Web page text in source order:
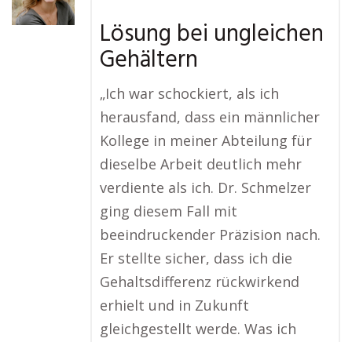
Lösung bei ungleichen
Gehältern
„Ich war schockiert, als ich
herausfand, dass ein männlicher
Kollege in meiner Abteilung für
dieselbe Arbeit deutlich mehr
verdiente als ich. Dr. Schmelzer
ging diesem Fall mit
beeindruckender Präzision nach.
Er stellte sicher, dass ich die
Gehaltsdifferenz rückwirkend
erhielt und in Zukunft
gleichgestellt werde. Was ich